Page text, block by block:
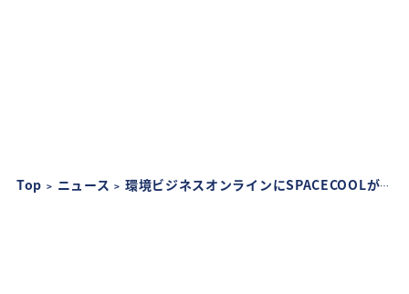
Top ニュース 環境ビジネスオンラインにSPACECOOLが掲載されました